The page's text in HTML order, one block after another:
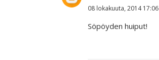
08 lokakuuta, 2014 17:06
Söpöyden huiput!